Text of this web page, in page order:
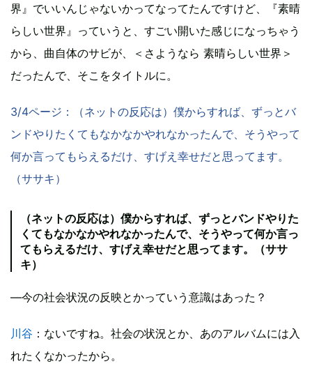
界』でいいんじゃないかってなってたんですけど、『素晴
らしい世界』っていうと、すごい開いた感じになっちゃう
から、曲自体のサビが、＜さようなら 素晴らしい世界＞
だったんで、そこをタイトルに。
3/4ページ：（ネットの反応は）僕からすれば、ずっとバ
ンドやりたくてもなかなかやれなかったんで、そうやって
何か言ってもらえるだけ、すげえ幸せだと思ってます。
（ササキ）
（ネットの反応は）僕からすれば、ずっとバンドやりた
くてもなかなかやれなかったんで、そうやって何か言っ
てもらえるだけ、すげえ幸せだと思ってます。（ササ
キ）
―今の社会状況の反映とかっていう意識はあった？
川谷 ：ないですね。社会の状況とか、あのアルバムには入
れたくなかったから。